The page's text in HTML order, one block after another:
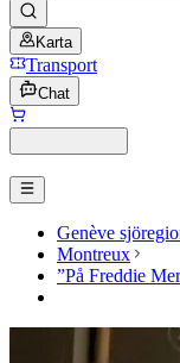
Karta
Transport
Chat
Genève
Montreux
”På Freddie